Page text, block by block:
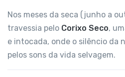
Nos meses da seca (junho a
travessia pelo Corixo Seco,
e intocada, onde o silêncio da
pelos sons da vida selvagem.